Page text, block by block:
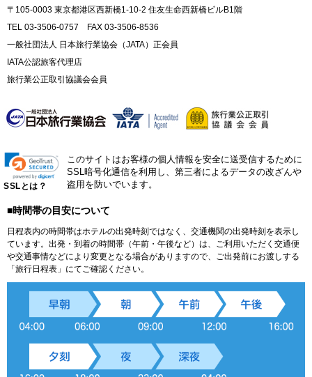
〒105-0003 東京都港区西新橋1-10-2 住友生命西新橋ビルB1階
TEL 03-3506-0757 FAX 03-3506-8536
一般社団法人 日本旅行業協会（JATA）正会員
IATA公認旅客代理店
旅行業公正取引協議会会員
SSLとは？
このサイトはお客様の個人情報を安全に送受信するために
SSL暗号化通信を利用し、第三者によるデータの改ざんや
盗用を防いでいます。
■時間帯の目安について
日程表内の時間帯はホテルの出発時刻ではなく、交通機関の出発時刻を表示し
ています。出発・到着の時間帯（午前・午後など）は、ご利用いただく交通便
や交通事情などにより変更となる場合がありますので、ご出発前にお渡しする
「旅行日程表」にてご確認ください。